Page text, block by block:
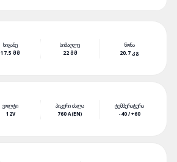
ᲡᲘᲒᲐᲜᲔ
17.5 ᲛᲛ
ᲡᲘᲛᲐᲦᲚᲔ
22 ᲛᲛ
ᲬᲝᲜᲐ
20.7 ᲙᲒ
ᲕᲝᲚᲢᲘ
12V
ᲞᲘᲙᲣᲠᲘ ᲫᲐᲚᲐ
760 A(EN)
ᲢᲔᲛᲞᲔᲠᲐᲢᲣᲠᲐ
-40 / +60